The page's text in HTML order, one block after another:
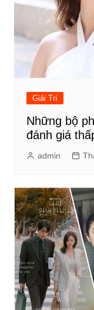
Giải Trí
Những bộ
đánh giá
admin